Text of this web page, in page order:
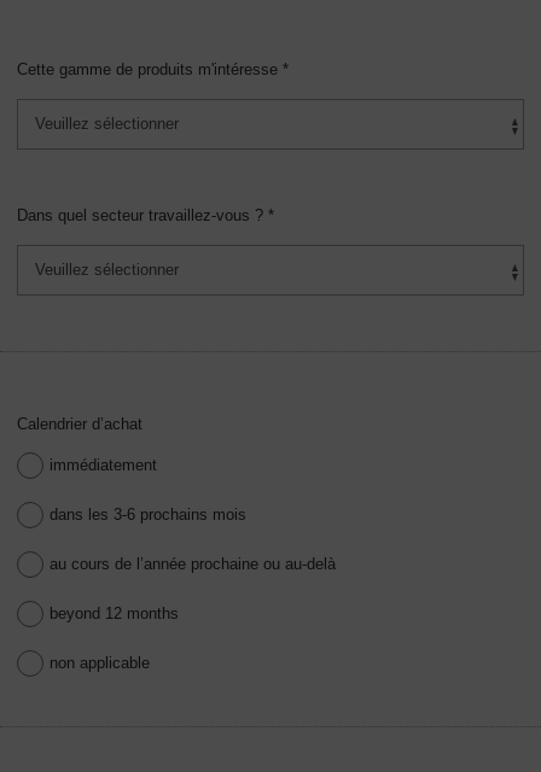
Cette gamme de produits m'intéresse *
Dans quel secteur travaillez-vous ? *
Calendrier d’achat
immédiatement
dans les 3-6 prochains mois
au cours de l’année prochaine ou au-delà
beyond 12 months
non applicable